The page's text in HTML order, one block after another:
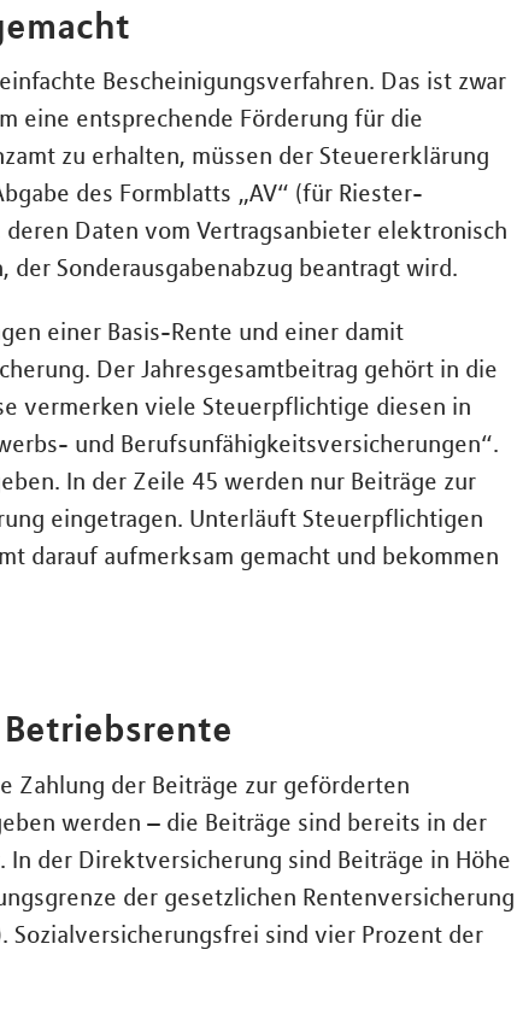
Bescheinigungsverfahren. Das ist zwar
eine entsprechende Förderung für die
zu erhalten, müssen der Steuererklärung
des Formblatts „AV“ (für Riester-
Daten vom Vertragsanbieter elektronisch
Sonderausgabenabzug beantragt wird.
einer Basis-Rente und einer damit
Der Jahresgesamtbeitrag gehört in die
vermerken viele Steuerpflichtige diesen in
und Berufsunfähigkeitsversicherungen“.
In der Zeile 45 werden nur Beiträge zur
eingetragen. Unterläuft Steuerpflichtigen
darauf aufmerksam gemacht und bekommen
Zahlung der Beiträge zur geförderten
werden – die Beiträge sind bereits in der
der Direktversicherung sind Beiträge in Höhe
der gesetzlichen Rentenversicherung
Sozialversicherungsfrei sind vier Prozent der